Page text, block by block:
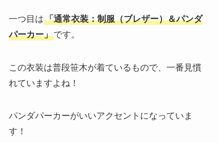
一つ目は「通常衣装：制服（ブレザー）＆パンダ
パーカー」です。
この衣装は普段笹木が着ているもので、一番見慣
れていますよね！
パンダパーカーがいいアクセントになっていま
す！